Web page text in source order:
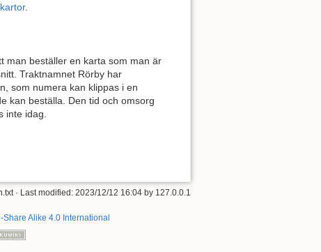
.
man beställer en karta som man är
Traktnamnet Rörby har
som numera kan klippas i en
kan beställa. Den tid och omsorg
inte idag.
· Last modified: 2023/12/12 16:04 by 127.0.0.1
Share Alike 4.0 International